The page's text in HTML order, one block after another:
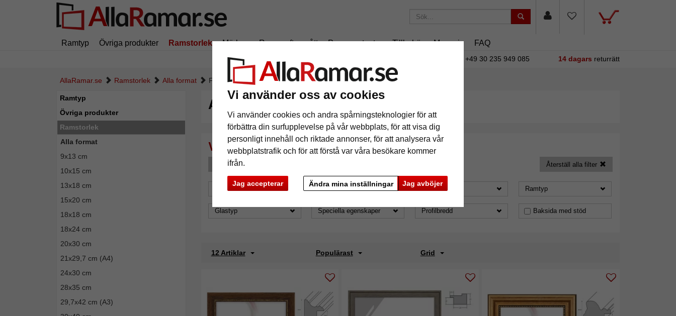
Vi använder oss av cookies
Vi använder cookies och andra spårningsteknologier för att
förbättra din surfupplevelse på vår webbplats, för att visa dig
personligt innehåll och riktade annonser, för att analysera vår
webbplatstrafik och för att förstå var våra besökare kommer
ifrån.
Jag accepterar Jag avböjer
Ändra mina inställningar
Ramtyp Övriga produkter Ramstorlek Märken Ramar efter mått Passepartouter Tillbehör Magasin FAQ
195 kr +49 30 235 949 085 14 dagars returrätt
AllaRamar.se Ramstorlek Alla format Filter: Format: 30x60
Ramtyp
Övriga produkter
Ramstorlek
Alla format
9x13 cm
10x15 cm
13x18 cm
15x20 cm
18x18 cm
18x24 cm
20x30 cm
21x29,7 cm (A4)
24x30 cm
28x35 cm
29,7x42 cm (A3)
Alla format
Återställ alla filter
Format: 30x60
Format Märke Färg Ramtyp
Glastyp Speciella egenskaper Profilbredd Baksida med stöd
12 Artiklar Populärast Grid